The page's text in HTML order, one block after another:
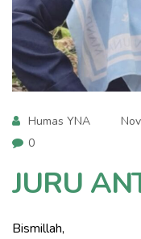
Humas YNA
0
JURU
Bismillah,